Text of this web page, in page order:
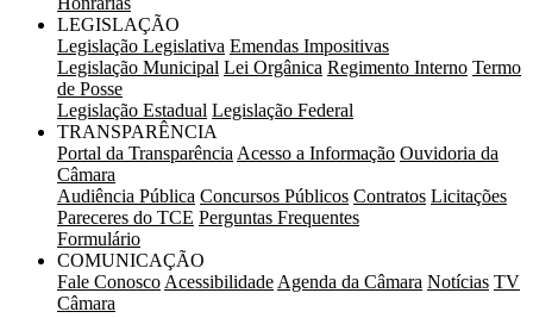
LEGISLAÇÃO
Legislação Legislativa Emendas Impositivas
Legislação Municipal Lei Orgânica Regimento Interno Termo
de Posse
Legislação Estadual Legislação Federal
TRANSPARÊNCIA
Portal da Transparência Acesso a Informação Ouvidoria da
Câmara
Audiência Pública Concursos Públicos Contratos Licitações
Pareceres do TCE Perguntas Frequentes
Formulário
COMUNICAÇÃO
Fale Conosco Acessibilidade Agenda da Câmara Notícias TV
Câmara